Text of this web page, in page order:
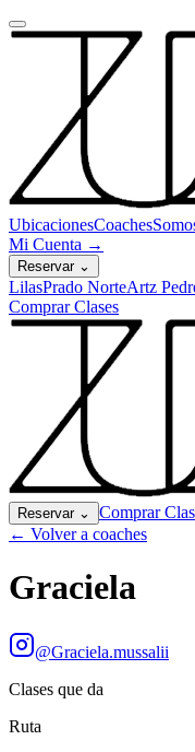
UbicacionesCoaches
Mi Cuenta →
Reservar ⌄
LilasPrado NorteArtz
Comprar Clases
Reservar ⌄ Comprar
← Volver a coaches
Graciela
@Graciela.mussalii
Clases que da
Ruta